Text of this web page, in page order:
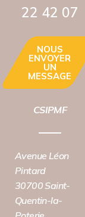
22 42 07‬
NOUS
ENVOYER
UN
MESSAGE
CSIPMF
Avenue Léon
Pintard
30700 Saint-
Quentin-la-